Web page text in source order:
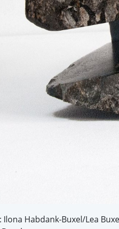
Habdank-Buxel/Lea